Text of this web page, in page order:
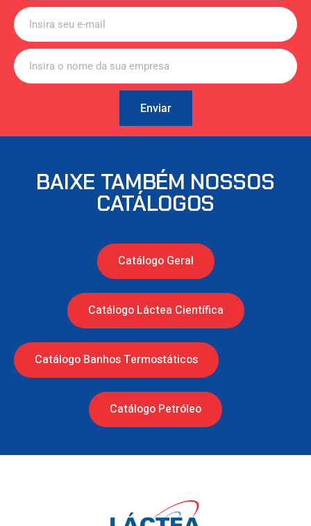
Enviar
BAIXE TAMBÉM NOSSOS
CATÁLOGOS
Catálogo Geral
Catálogo Láctea Científica
Catálogo Banhos Termostáticos
Catálogo Petróleo